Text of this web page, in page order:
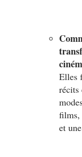
Elles
récits
films,
et